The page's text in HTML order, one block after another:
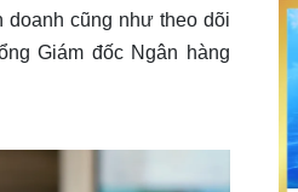
doanh cũng như theo dõi
Giám đốc Ngân hàng